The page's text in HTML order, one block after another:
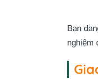
Bạn
nghiệm